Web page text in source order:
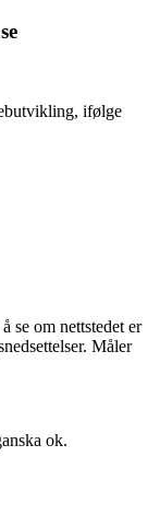
ifølge
se om nettstedet er
Måler
ok.